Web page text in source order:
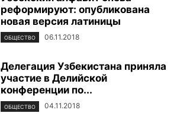
ЦЕНТР ИСЛАМСКОЙ ЦИВИЛИЗАЦИИ ЭКОЛОГИЯ
ЭКОНОМИКА И БИЗНЕС
реформируют: опубликована
новая версия латиницы
ОБЩЕСТВО 06.11.2018
Делегация Узбекистана приняла
участие в Делийской
конференции по...
ОБЩЕСТВО 04.11.2018